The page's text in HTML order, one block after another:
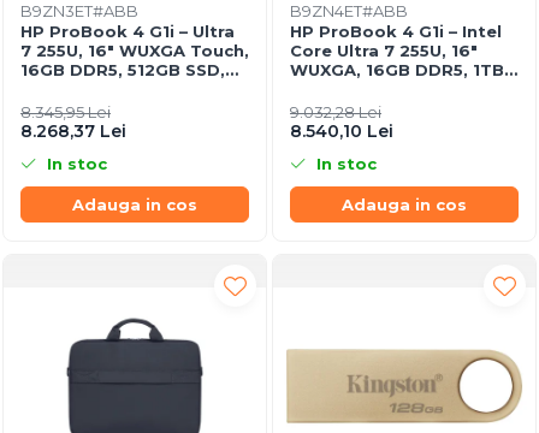
B9ZN3ET#ABB
HP ProBook 4 G1i – Ultra
7 255U, 16" WUXGA Touch,
16GB DDR5, 512GB SSD,
8.345,95 Lei
8.268,37 Lei
In stoc
Adauga in cos
B9ZN4ET#ABB
HP ProBook 4 G1i – Intel
Core Ultra 7 255U, 16"
WUXGA, 16GB DDR5, 1TB
3YW
9.032,28 Lei
8.540,10 Lei
In stoc
Adauga in cos